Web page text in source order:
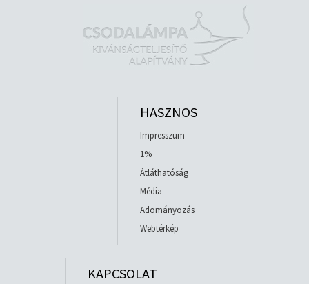
HASZNOS
Impresszum
1%
Átláthatóság
Média
Adományozás
Webtérkép
KAPCSOLAT